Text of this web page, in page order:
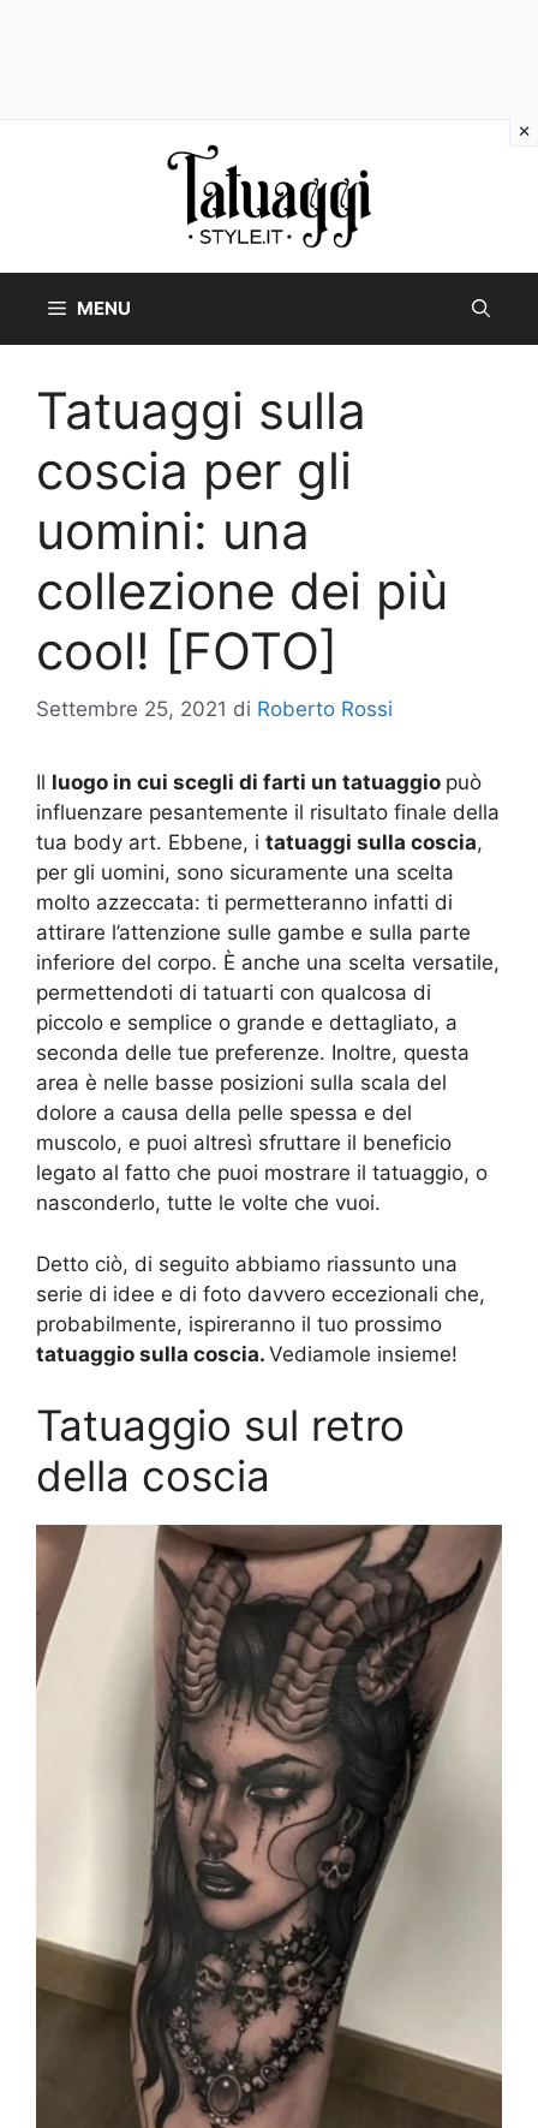
MENU
Tatuaggi sulla
coscia per gli
uomini: una
collezione dei più
cool! [FOTO]
Settembre 25, 2021 di Roberto Rossi
Il luogo in cui scegli di farti un tatuaggio può
influenzare pesantemente il risultato finale della
tua body art. Ebbene, i tatuaggi sulla coscia,
per gli uomini, sono sicuramente una scelta
molto azzeccata: ti permetteranno infatti di
attirare l’attenzione sulle gambe e sulla parte
inferiore del corpo. È anche una scelta versatile,
permettendoti di tatuarti con qualcosa di
piccolo e semplice o grande e dettagliato, a
seconda delle tue preferenze. Inoltre, questa
area è nelle basse posizioni sulla scala del
dolore a causa della pelle spessa e del
muscolo, e puoi altresì sfruttare il beneficio
legato al fatto che puoi mostrare il tatuaggio, o
nasconderlo, tutte le volte che vuoi.
Detto ciò, di seguito abbiamo riassunto una
serie di idee e di foto davvero eccezionali che,
probabilmente, ispireranno il tuo prossimo
tatuaggio sulla coscia. Vediamole insieme!
Tatuaggio sul retro
della coscia